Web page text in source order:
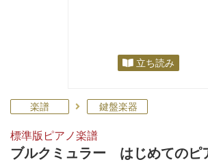
立ち読み
楽譜 鍵盤楽器
標準版ピアノ楽譜
ブルクミュラー はじめてのピ